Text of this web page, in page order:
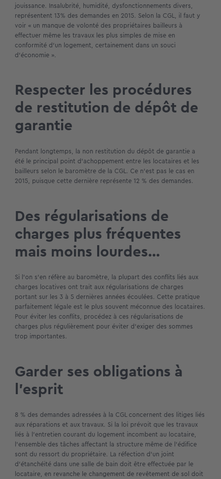
jouissance. Insalubrité, humidité, dysfonctionnements divers,
représentent 13% des demandes en 2015. Selon la CGL, il faut y
voir « un manque de volonté des propriétaires bailleurs à
effectuer même les travaux les plus simples de mise en
conformité d’un logement, certainement dans un souci
d’économie ».
Respecter les procédures
de restitution de dépôt de
garantie
Pendant longtemps, la non restitution du dépôt de garantie a
été le principal point d’achoppement entre les locataires et les
bailleurs selon le baromètre de la CGL. Ce n’est pas le cas en
2015, puisque cette dernière représente 12 % des demandes.
Des régularisations de
charges plus fréquentes
mais moins lourdes…
Si l’on s’en réfère au baromètre, la plupart des conflits liés aux
charges locatives ont trait aux régularisations de charges
portant sur les 3 à 5 dernières années écoulées. Cette pratique
parfaitement légale est le plus souvent méconnue des locataires.
Pour éviter les conflits, procédez à ces régularisations de
charges plus régulièrement pour éviter d’exiger des sommes
trop importantes.
Garder ses obligations à
l’esprit
8 % des demandes adressées à la CGL concernent des litiges liés
aux réparations et aux travaux. Si la loi prévoit que les travaux
liés à l’entretien courant du logement incombent au locataire,
l’ensemble des tâches affectant la structure même de l’édifice
sont du ressort du propriétaire. La réfection d’un joint
d’étanchéité dans une salle de bain doit être effectuée par le
locataire, en revanche le changement de revêtement de sol doit